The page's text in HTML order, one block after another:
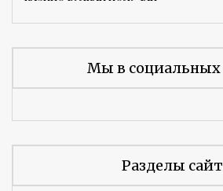
Мы в социальных
Разделы